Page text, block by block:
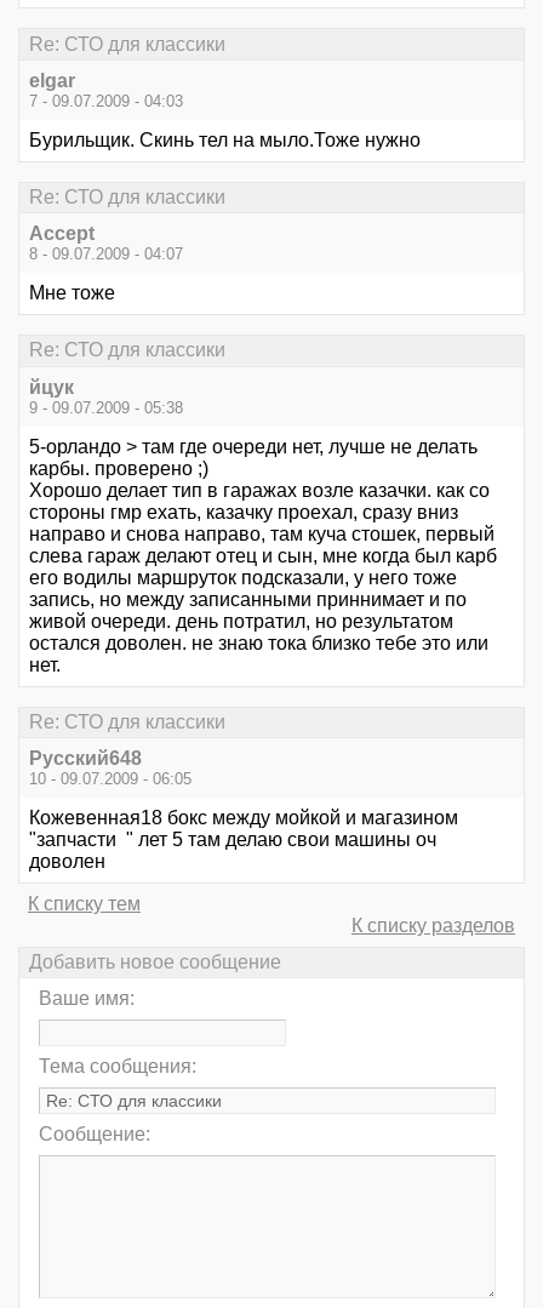
Re: СТО для классики
elgar
7 - 09.07.2009 - 04:03
Бурильщик. Скинь тел на мыло.Тоже нужно
Re: СТО для классики
Accept
8 - 09.07.2009 - 04:07
Мне тоже
Re: СТО для классики
йцук
9 - 09.07.2009 - 05:38
5-орландо > там где очереди нет, лучше не делать
карбы. проверено ;)
Хорошо делает тип в гаражах возле казачки. как со
стороны гмр ехать, казачку проехал, сразу вниз
направо и снова направо, там куча стошек, первый
слева гараж делают отец и сын, мне когда был карб
его водилы маршруток подсказали, у него тоже
запись, но между записанными приннимает и по
живой очереди. день потратил, но результатом
остался доволен. не знаю тока близко тебе это или
нет.
Re: СТО для классики
Русский648
10 - 09.07.2009 - 06:05
Кожевенная18 бокс между мойкой и магазином
"запчасти " лет 5 там делаю свои машины оч
доволен
К списку тем
К списку разделов
Добавить новое сообщение
Ваше имя:
Тема сообщения:
Сообщение: